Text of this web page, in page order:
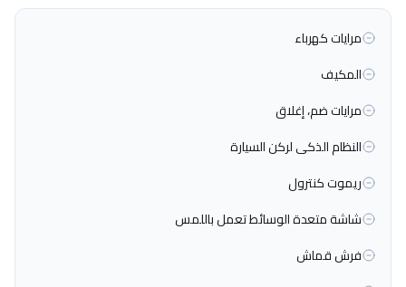
مرايات كهرباء
المكيف
مرايات ضم، إغلاق
النظام الذكى لركن السيارة
ريموت كنترول
شاشة متعدة الوسائط تعمل باللمس
فرش قماش